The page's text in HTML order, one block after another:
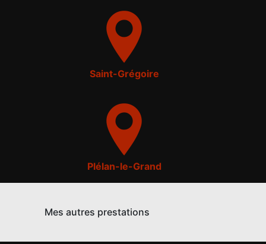
Saint-Grégoire
Plélan-le-Grand
Mes autres prestations